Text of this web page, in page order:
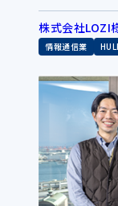
株式会社LOZI
情報通信業